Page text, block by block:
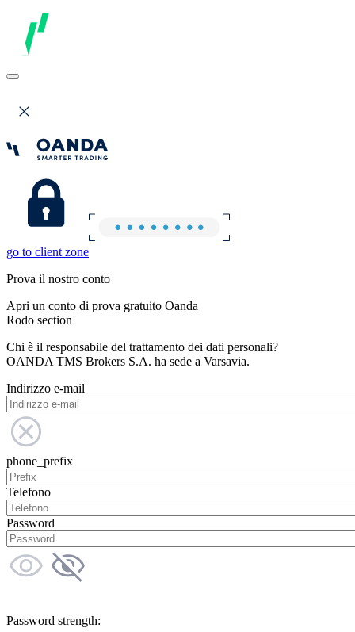
go to client zone
Prova il nostro conto
Apri un conto di prova gratuito Oanda
Rodo section
Chi è il responsabile del trattamento dei dati personali?
OANDA TMS Brokers S.A. ha sede a Varsavia.
Indirizzo e-mail
phone_prefix
Telefono
Password
Password strength: